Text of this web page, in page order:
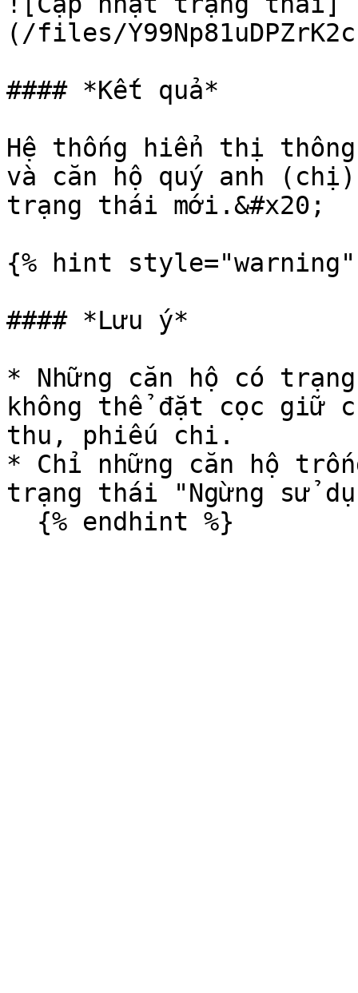
(/files/
#### *Kết quả*
Hệ thống hiển thị
và căn hộ quý anh
trạng thái mới.&#x20;
{% hint style="warning"
#### *Lưu ý*
* Những căn hộ có
không thể đặt cọc giữ
thu, phiếu chi.
* Chỉ những căn hộ
trạng thái "Ngừng sử